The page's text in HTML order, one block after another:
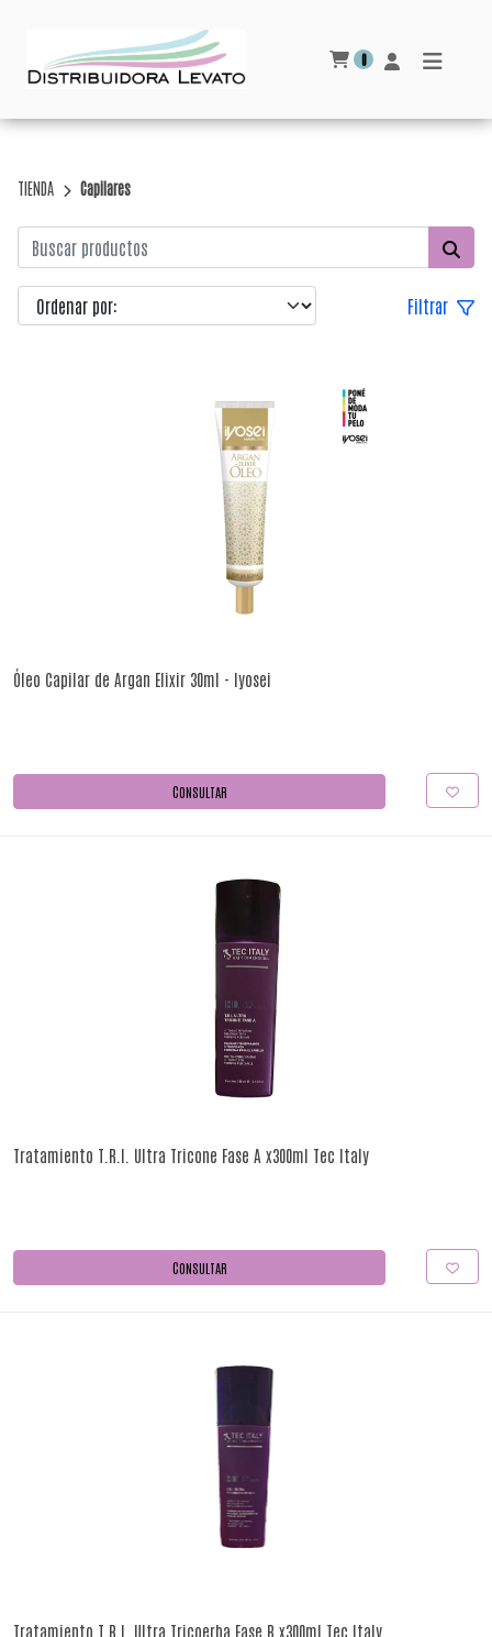
0
TIENDA Capilares
Filtrar
Óleo Capilar de Argan Elixir 30ml - Iyosei
CONSULTAR
Tratamiento T.R.I. Ultra Tricone Fase A x300ml Tec Italy
CONSULTAR
Tratamiento T.R.I. Ultra Tricoerba Fase B x300ml Tec Italy